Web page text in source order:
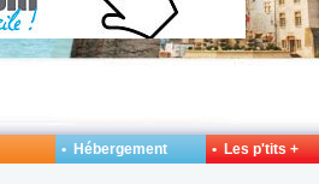
• Hébergement • Les p'tits +